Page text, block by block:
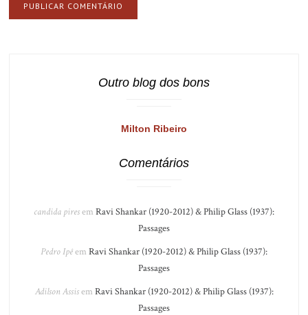
Outro blog dos bons
Milton Ribeiro
Comentários
candida piresem Ravi Shankar (1920-2012) & Philip Glass (1937):
Passages
Pedro Ipêem Ravi Shankar (1920-2012) & Philip Glass (1937):
Passages
Adilson Assisem Ravi Shankar (1920-2012) & Philip Glass (1937):
Passages